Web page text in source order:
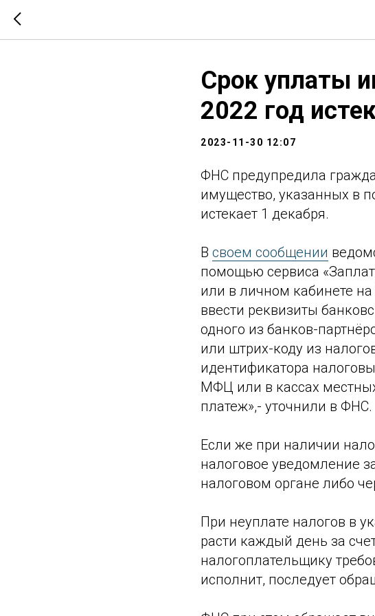
Срок уплаты
2022 год
2023-11-30 12:07
ФНС предупредила
имущество, указанных в
истекает 1 декабря.
В своем сообщении
помощью сервиса
или в личном кабинете на
ввести реквизиты
одного из банков-
или штрих-коду из
идентификатора
МФЦ или в кассах
платеж»,- уточнили в ФНС.
Если же при наличии
налоговое уведомление
налоговом органе либо
При неуплате налогов в
расти каждый день за
налогоплательщику
исполнит, последует